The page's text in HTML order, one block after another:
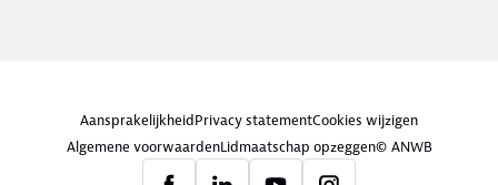
AansprakelijkheidPrivacy statementCookies wijzigen
Algemene voorwaardenLidmaatschap opzeggen© ANWB